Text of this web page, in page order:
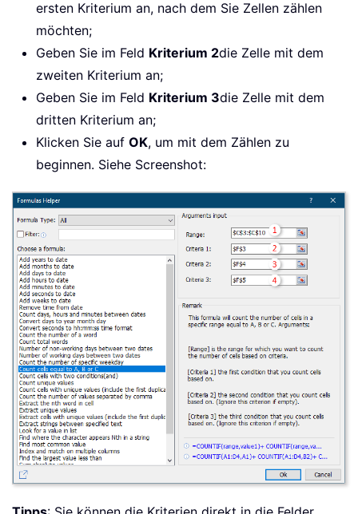
ersten Kriterium an, nach dem Sie Zellen zählen
möchten;
Geben Sie im Feld Kriterium 2die Zelle mit dem
zweiten Kriterium an;
Geben Sie im Feld Kriterium 3die Zelle mit dem
dritten Kriterium an;
Klicken Sie auf OK, um mit dem Zählen zu
beginnen. Siehe Screenshot: